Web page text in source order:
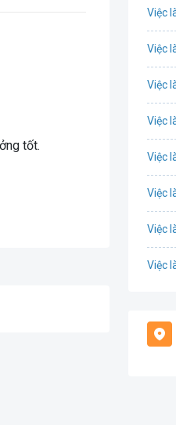
tốt.
Văn
Việc
Việc
Việc
Việc
Việc
Việc
Việc
Việc
Việc